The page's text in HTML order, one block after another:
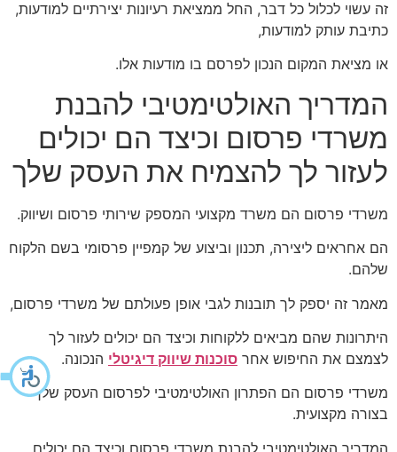
זה עשוי לכלול כל דבר, החל ממציאת רעיונות יצירתיים למודעות,
כתיבת עותק למודעות,
או מציאת המקום הנכון לפרסם בו מודעות אלו.
המדריך האולטימטיבי להבנת
משרדי פרסום וכיצד הם יכולים
לעזור לך להצמיח את העסק שלך
משרדי פרסום הם משרד מקצועי המספק שירותי פרסום ושיווק.
הם אחראים ליצירה, תכנון וביצוע של קמפיין פרסומי בשם הלקוח
שלהם.
מאמר זה יספק לך תובנות לגבי אופן פעולתם של משרדי פרסום,
היתרונות שהם מביאים ללקוחות וכיצד הם יכולים לעזור לך
לצמצם את החיפוש אחר סוכנות שיווק דיגיטלי הנכונה.
משרדי פרסום הם הפתרון האולטימטיבי לפרסום העסק שלך
בצורה מקצועית.
המדריך האולטימטיבי להבנת משרדי פרסום וכיצד הם יכולים